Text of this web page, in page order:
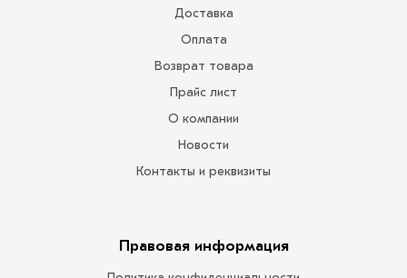
Доставка
Оплата
Возврат товара
Прайс лист
О компании
Новости
Контакты и реквизиты
Правовая информация